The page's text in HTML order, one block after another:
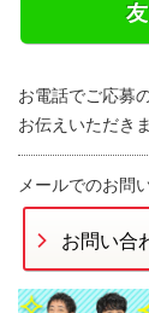
お電話でご応募
お伝えいただき
メールでのお問
お問い合